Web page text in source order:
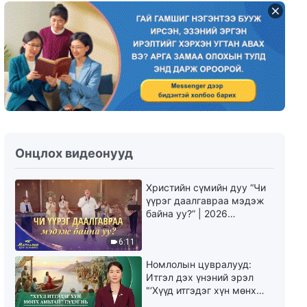
10:45
Өдөр тутмын Бурханы үг:
Бурханыг мэдэх нь | Эшлэл 34
Өдөр тутмын Бурханы үг:
Бурханыг мэдэх нь | Эшлэл 35
14:07
Өдөр тутмын Бурханы үг:
15:04
Өдөр тутмын Бурханы үг:
Бурханыг мэдэх нь | Эшлэл 37
Онцлох видеонууд
6:11
Христийн сүмийн дуу “Чи
үүрэг даалгавраа мэдэж
байна уу?” | 2026
Номлолын цувралууд:
Итгэл дэх үнэний эрэл
"‘Хүүд итгэдэг хүн мөнх